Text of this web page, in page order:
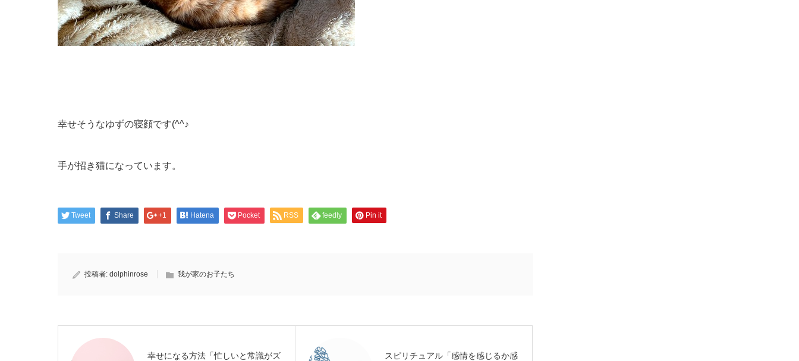
幸せそうなゆずの寝顔です(^^♪
手が招き猫になっています。
Tweet Share +1 Hatena Pocket RSS feedly Pin it
投稿者: dolphinrose 我が家のお子たち
幸せになる方法「忙しいと常識がズ
スピリチュアル「感情を感じるか感